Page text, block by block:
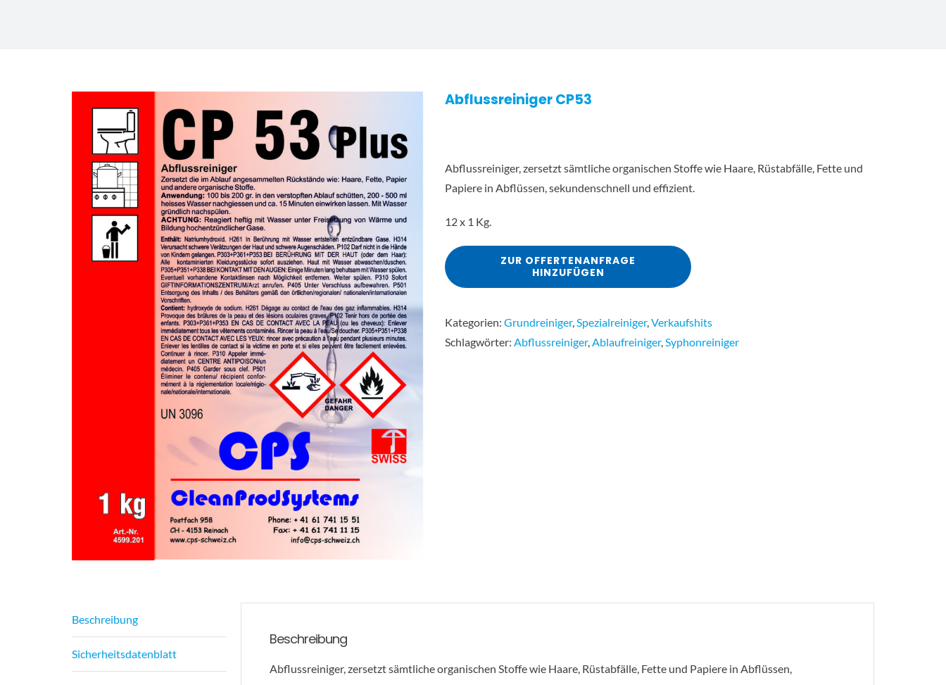
Abflussreiniger CP53
Abflussreiniger, zersetzt sämtliche organischen Stoffe wie Haare, Rüstabfälle, Fette und
Papiere in Abflüssen, sekundenschnell und effizient.
12 x 1 Kg.
ZUR OFFERTENANFRAGE
HINZUFÜGEN
Kategorien: Grundreiniger,Spezialreiniger,Verkaufshits
Schlagwörter: Abflussreiniger,Ablaufreiniger,Syphonreiniger
Beschreibung
Sicherheitsdatenblatt
Beschreibung
Abflussreiniger, zersetzt sämtliche organischen Stoffe wie Haare, Rüstabfälle, Fette und Papiere in Abflüssen,